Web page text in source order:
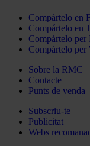
Compártelo en
Compártelo en
Compártelo per
Compártelo per
Sobre la RMC
Contacte
Punts de venda
Subscriu-te
Publicitat
Webs